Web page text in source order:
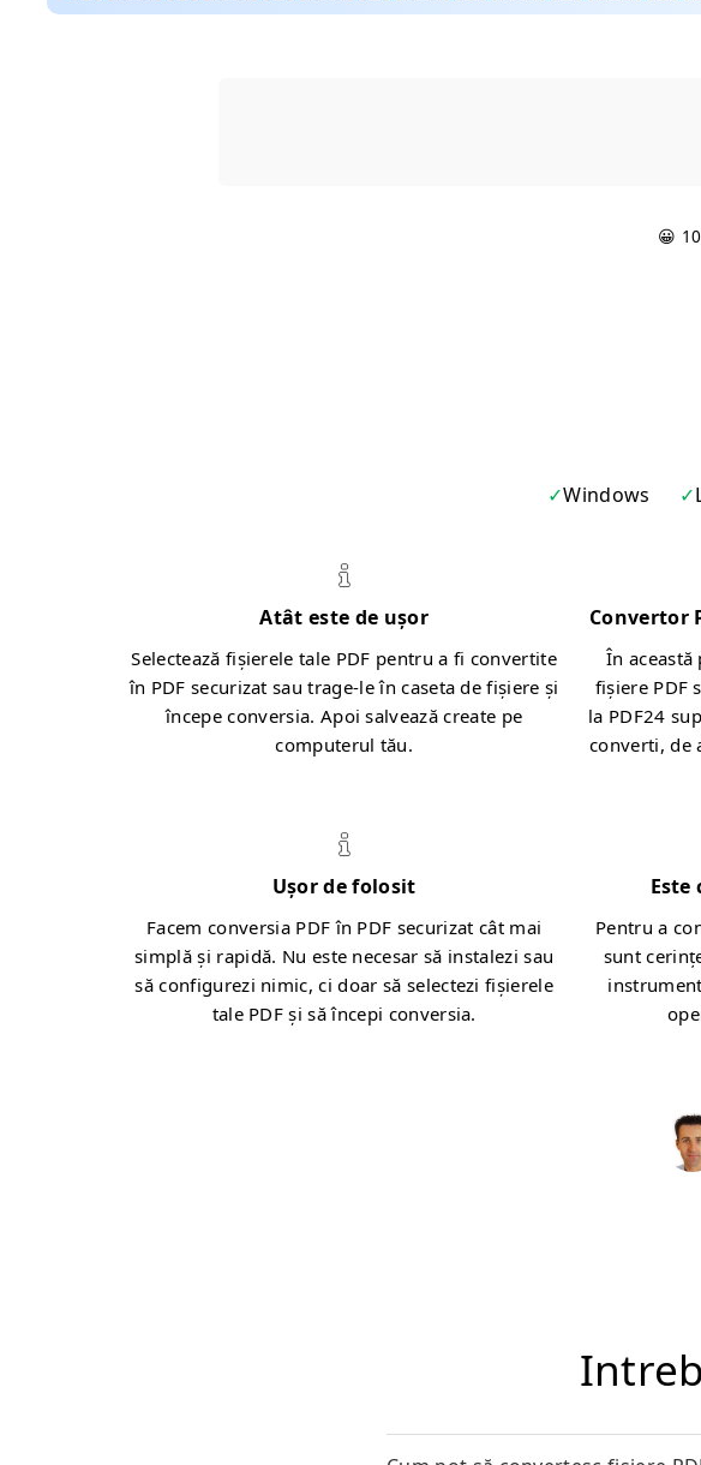
😀
Windows
Atât este de ușor
Selectează fișierele tale PDF pentru a fi convertite
în PDF securizat sau trage-le în caseta de fișiere și
începe conversia. Apoi salvează create pe
computerul tău.
Convertor
În
fișiere PDF
la PDF24
converti, de
Ușor de folosit
Facem conversia PDF în PDF securizat cât mai
simplă și rapidă. Nu este necesar să instalezi sau
să configurezi nimic, ci doar să selectezi fișierele
tale PDF și să începi conversia.
Pentru a
sunt